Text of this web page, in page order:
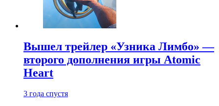
Вышел трейлер «Узника Лимбо» —
второго дополнения игры Atomic
Heart
3 года спустя